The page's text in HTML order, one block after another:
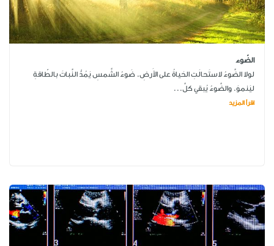
الضّوء
لولا الضَّوءُ لاستَحالَتِ الحَياةُ على الأَرضِ. ضَوءُ الشَّمسِ يَمُدُّ النَّباتَ بالطّاقةِ
ليَنموَ. والضَّوءُ يُبقي كلَّ...
اقرأ المزيد